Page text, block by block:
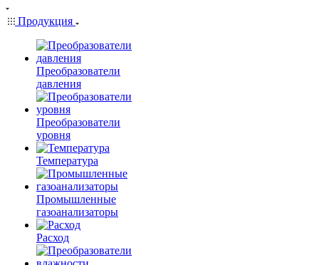
Продукция
Преобразователи
давления
Преобразователи
уровня
Температура
Промышленные
газоанализаторы
Расход